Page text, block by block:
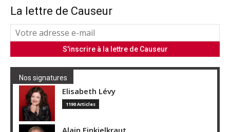
La lettre de Causeur
Nos signatures
Elisabeth Lévy
1190 Articles
Alain Finkielkraut